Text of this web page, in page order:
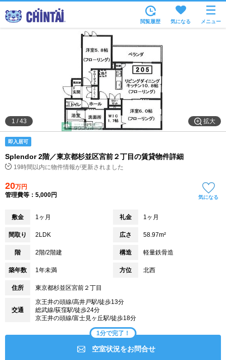
住所から
家賃相場から
通勤通学時間から
物件特集から
不動産会社から
閲覧履歴 気になる メニュー
拡大
1 /43
即入居可
Splendor 2階／東京都杉並区宮前２丁目の賃貸物件詳細
19時間以内に物件情報が更新されました
20万円
管理費等：5,000円
気になる
敷金 1ヶ月 礼金 1ヶ月
間取り 2LDK 広さ 58.97m²
階 2階/2階建 構造 軽量鉄骨造
築年数 1年未満 方位 北西
住所 東京都杉並区宮前２丁目
交通
京王井の頭線/高井戸駅/徒歩13分
総武線/荻窪駅/徒歩24分
京王井の頭線/富士見ヶ丘駅/徒歩18分
1分で完了！
空室状況をお問合せ